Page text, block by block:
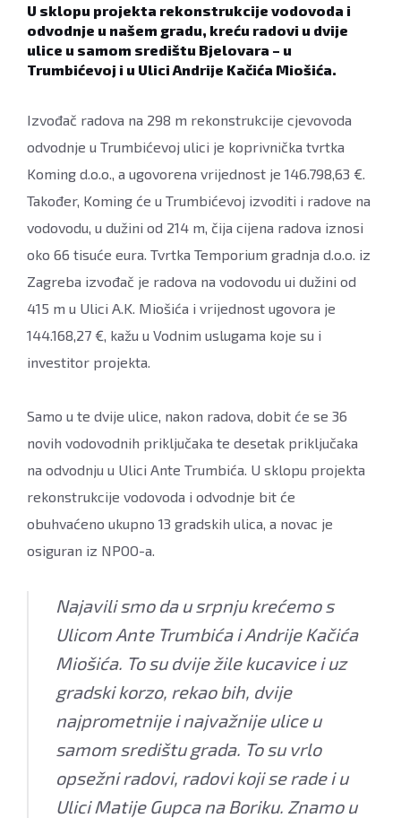
U sklopu projekta rekonstrukcije vodovoda i
odvodnje u našem gradu, kreću radovi u dvije
ulice u samom središtu Bjelovara – u
Trumbićevoj i u Ulici Andrije Kačića Miošića.
Izvođač radova na 298 m rekonstrukcije cjevovoda
odvodnje u Trumbićevoj ulici je koprivnička tvrtka
Koming d.o.o., a ugovorena vrijednost je 146.798,63 €.
Također, Koming će u Trumbićevoj izvoditi i radove na
vodovodu, u dužini od 214 m, čija cijena radova iznosi
oko 66 tisuće eura. Tvrtka Temporium gradnja d.o.o. iz
Zagreba izvođač je radova na vodovodu ui dužini od
415 m u Ulici A.K. Miošića i vrijednost ugovora je
144.168,27 €, kažu u Vodnim uslugama koje su i
investitor projekta.
Samo u te dvije ulice, nakon radova, dobit će se 36
novih vodovodnih priključaka te desetak priključaka
na odvodnju u Ulici Ante Trumbića. U sklopu projekta
rekonstrukcije vodovoda i odvodnje bit će
obuhvaćeno ukupno 13 gradskih ulica, a novac je
osiguran iz NPOO-a.
Najavili smo da u srpnju krećemo s
Ulicom Ante Trumbića i Andrije Kačića
Miošića. To su dvije žile kucavice i uz
gradski korzo, rekao bih, dvije
najprometnije i najvažnije ulice u
samom središtu grada. To su vrlo
opsežni radovi, radovi koji se rade i u
Ulici Matije Gupca na Boriku. Znamo u